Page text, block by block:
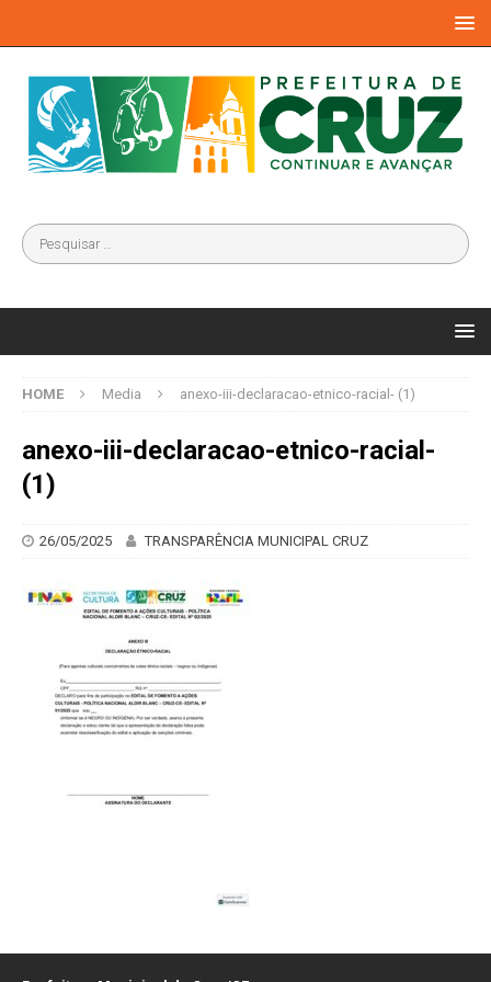
HOME Media anexo-iii-declaracao-etnico-racial- (1)
anexo-iii-declaracao-etnico-racial-
(1)
26/05/2025 TRANSPARÊNCIA MUNICIPAL CRUZ